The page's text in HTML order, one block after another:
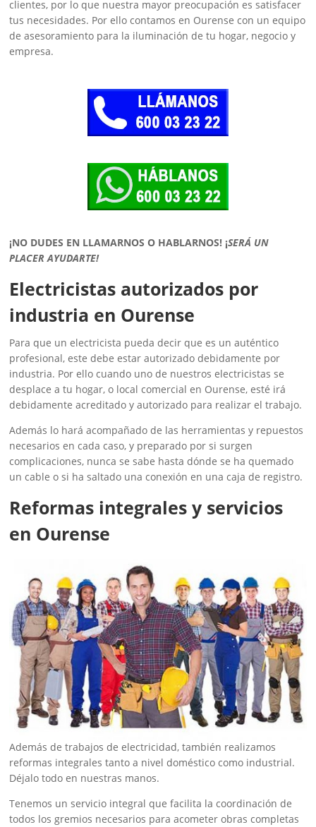
clientes, por lo que nuestra mayor preocupación es satisfacer
tus necesidades. Por ello contamos en Ourense con un equipo
de asesoramiento para la iluminación de tu hogar, negocio y
empresa.
¡NO DUDES EN LLAMARNOS O HABLARNOS! ¡SERÁ UN
PLACER AYUDARTE!
Electricistas autorizados por
industria en Ourense
Para que un electricista pueda decir que es un auténtico
profesional, este debe estar autorizado debidamente por
industria. Por ello cuando uno de nuestros electricistas se
desplace a tu hogar, o local comercial en Ourense, esté irá
debidamente acreditado y autorizado para realizar el trabajo.
Además lo hará acompañado de las herramientas y repuestos
necesarios en cada caso, y preparado por si surgen
complicaciones, nunca se sabe hasta dónde se ha quemado
un cable o si ha saltado una conexión en una caja de registro.
Reformas integrales y servicios
en Ourense
Además de trabajos de electricidad, también realizamos
reformas integrales tanto a nivel doméstico como industrial.
Déjalo todo en nuestras manos.
Tenemos un servicio integral que facilita la coordinación de
todos los gremios necesarios para acometer obras completas